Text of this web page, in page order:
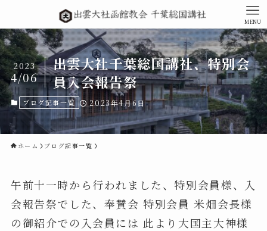
MENU
出雲大社千葉総国講社、特別会
員入会報告祭
2023
4/06
ブログ記事一覧 2023年4月6日
ホーム ブログ記事一覧
午前十一時から行われました、特別会員様、入
会報告祭でした、奉賛会 特別会員 米畑会長様
の御紹介での入会員には 此より大国主大神様